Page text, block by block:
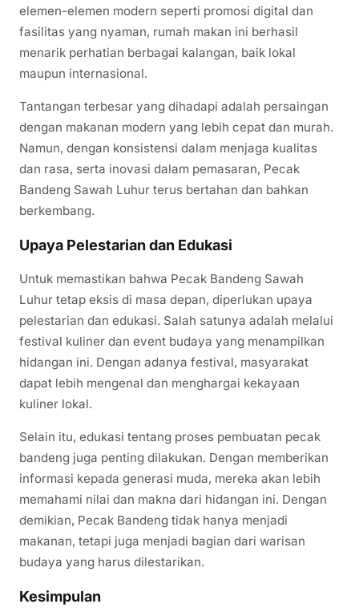
elemen-elemen modern seperti promosi digital dan
fasilitas yang nyaman, rumah makan ini berhasil
menarik perhatian berbagai kalangan, baik lokal
maupun internasional.
Tantangan terbesar yang dihadapi adalah persaingan
dengan makanan modern yang lebih cepat dan murah.
Namun, dengan konsistensi dalam menjaga kualitas
dan rasa, serta inovasi dalam pemasaran, Pecak
Bandeng Sawah Luhur terus bertahan dan bahkan
berkembang.
Upaya Pelestarian dan Edukasi
Untuk memastikan bahwa Pecak Bandeng Sawah
Luhur tetap eksis di masa depan, diperlukan upaya
pelestarian dan edukasi. Salah satunya adalah melalui
festival kuliner dan event budaya yang menampilkan
hidangan ini. Dengan adanya festival, masyarakat
dapat lebih mengenal dan menghargai kekayaan
kuliner lokal.
Selain itu, edukasi tentang proses pembuatan pecak
bandeng juga penting dilakukan. Dengan memberikan
informasi kepada generasi muda, mereka akan lebih
memahami nilai dan makna dari hidangan ini. Dengan
demikian, Pecak Bandeng tidak hanya menjadi
makanan, tetapi juga menjadi bagian dari warisan
budaya yang harus dilestarikan.
Kesimpulan